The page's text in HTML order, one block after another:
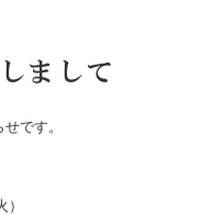
まして
です。